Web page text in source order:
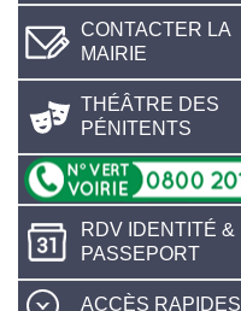
CONTACTER LA
MAIRIE
THÉÂTRE DES
PÉNITENTS
RDV IDENTITÉ &
PASSEPORT
ACCÈS RAPIDES